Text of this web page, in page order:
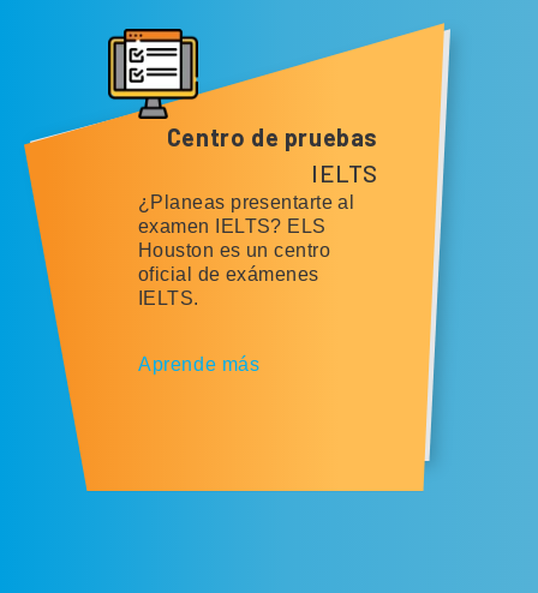
Centro de pruebas
IELTS
¿Planeas presentarte al
examen IELTS? ELS
Houston es un centro
oficial de exámenes
IELTS.
Aprende más